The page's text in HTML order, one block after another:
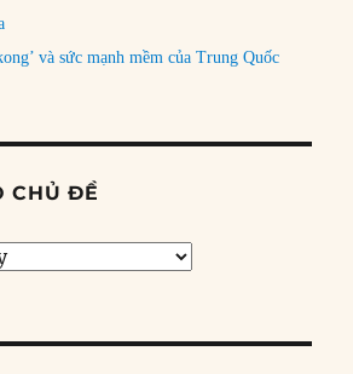
và sức mạnh mềm của Trung Quốc
CHỦ ĐỀ